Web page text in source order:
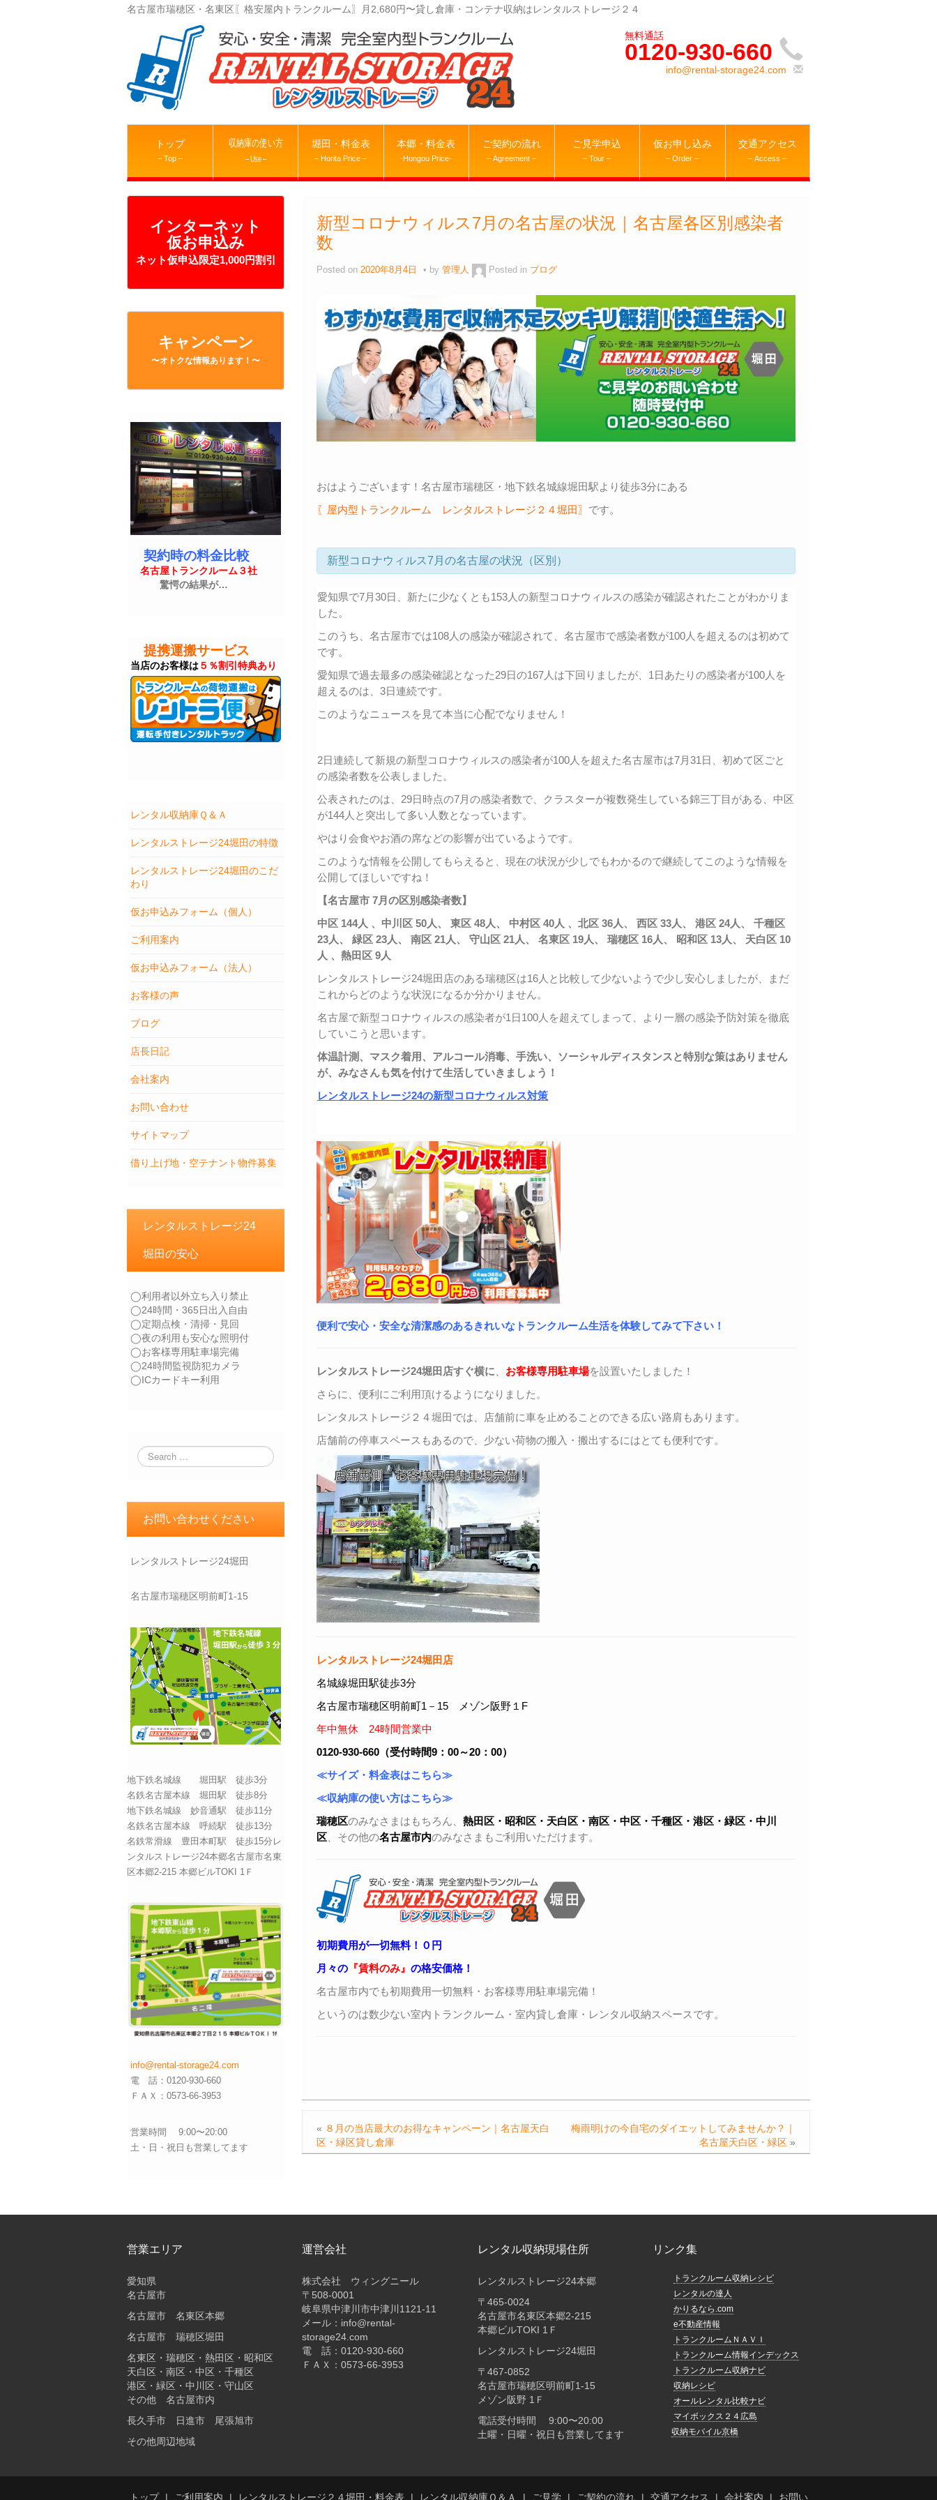
名古屋市瑞穂区・名東区〖格安屋内トランクルーム〗月2,680円〜貸し倉庫・コンテナ収納はレンタルストレージ２４
0120-930-660
info@rental-storage24.com
トップ
– Top –
収納庫の使い方
– Use –
堀田・料金表
– Horita Price –
本郷・料金表
-Hongou Price-
ご契約の流れ
– Agreement –
ご見学申込
– Tour –
仮お申し込み
– Order –
交通アクセス
– Access –
インターネット
仮お申込み
ネット仮申込限定1,000円割引
キャンペーン
〜オトクな情報あります！〜
契約時の料金比較
名古屋トランクルーム３社
驚愕の結果が…
提携運搬サービス
当店のお客様は５％割引特典あり
レンタル収納庫Ｑ＆Ａ
レンタルストレージ24堀田の特徴
レンタルストレージ24堀田のこだ
わり
仮お申込みフォーム（個人）
ご利用案内
仮お申込みフォーム（法人）
お客様の声
ブログ
店長日記
会社案内
お問い合わせ
サイトマップ
借り上げ地・空テナント物件募集
レンタルストレージ24
堀田の安心
◯利用者以外立ち入り禁止
◯24時間・365日出入自由
◯定期点検・清掃・見回
◯夜の利用も安心な照明付
◯お客様専用駐車場完備
◯24時間監視防犯カメラ
◯ICカードキー利用
お問い合わせください
レンタルストレージ24堀田
名古屋市瑞穂区明前町1-15
地下鉄名城線 堀田駅 徒歩3分
名鉄名古屋本線 堀田駅 徒歩8分
地下鉄名城線 妙音通駅 徒歩11分
名鉄名古屋本線 呼続駅 徒歩13分
名鉄常滑線 豊田本町駅 徒歩15分レ
ンタルストレージ24本郷名古屋市名東
区本郷2-215 本郷ビルTOKI 1Ｆ
info@rental-storage24.com
電 話：0120-930-660
ＦＡＸ：0573-66-3953
営業時間 9:00〜20:00
土・日・祝日も営業してます
新型コロナウィルス7月の名古屋の状況｜名古屋各区別感染者
数
Posted on2020年8月4日 by管理人 Posted in ブログ
おはようございます！名古屋市瑞穂区・地下鉄名城線堀田駅より徒歩3分にある
〖屋内型トランクルーム レンタルストレージ２４堀田〗 です。
新型コロナウィルス7月の名古屋の状況（区別）
愛知県で7月30日、新たに少なくとも153人の新型コロナウィルスの感染が確認されたことがわかりま
した。
このうち、名古屋市では108人の感染が確認されて、名古屋市で感染者数が100人を超えるのは初めて
です。
愛知県で過去最多の感染確認となった29日の167人は下回りましたが、1日あたりの感染者が100人を
超えるのは、3日連続です。
このようなニュースを見て本当に心配でなりません！
2日連続して新規の新型コロナウィルスの感染者が100人を超えた名古屋市は7月31日、初めて区ごと
の感染者数を公表しました。
公表されたのは、29日時点の7月の感染者数で、クラスターが複数発生している錦三丁目がある、中区
が144人と突出して多い人数となっています。
やはり会食やお酒の席などの影響が出ているようです。
このような情報を公開してもらえると、現在の状況が少しでもわかるので継続してこのような情報を
公開してほしいですね！
【名古屋市 7月の区別感染者数】
中区 144人 、中川区 50人、 東区 48人、 中村区 40人 、北区 36人、 西区 33人、 港区 24人、 千種区
23人、 緑区 23人、 南区 21人、 守山区 21人、 名東区 19人、 瑞穂区 16人、 昭和区 13人、 天白区 10
人 、熱田区 9人
レンタルストレージ24堀田店のある瑞穂区は16人と比較して少ないようで少し安心しましたが、まだ
これからどのような状況になるか分かりません。
名古屋で新型コロナウィルスの感染者が1日100人を超えてしまって、より一層の感染予防対策を徹底
していこうと思います。
体温計測、マスク着用、アルコール消毒、手洗い、ソーシャルディスタンスと特別な策はありません
が、みなさんも気を付けて生活していきましょう！
レンタルストレージ24の新型コロナウィルス対策
便利で安心・安全な清潔感のあるきれいなトランクルーム生活を体験してみて下さい！
レンタルストレージ24堀田店すぐ横に お客様専用駐車場を設置いたしました！
さらに、便利にご利用頂けるようになりました。
レンタルストレージ２４堀田では、店舗前に車を止めることのできる広い路肩もあります。
店舗前の停車スペースもあるので、少ない荷物の搬入・搬出するにはとても便利です。
レンタルストレージ24堀田店
名城線堀田駅徒歩3分
名古屋市瑞穂区明前町1－15 メゾン阪野１F
年中無休 24時間営業中
0120-930-660（受付時間9：00～20：00）
≪サイズ・料金表はこちら≫
≪収納庫の使い方はこちら≫
瑞穂区のみなさまはもちろん、熱田区・昭和区・天白区・南区・中区・千種区・港区・緑区・中川
区 、その他の名古屋市内のみなさまもご利用いただけます。
初期費用が一切無料！０円
月々の 『賃料のみ』の格安価格！
名古屋市内でも初期費用一切無料・お客様専用駐車場完備！
というのは数少ない室内トランクルーム・室内貸し倉庫・レンタル収納スペースです。
« ８月の当店最大のお得なキャンペーン｜名古屋天白
区・緑区貸し倉庫
梅雨明けの今自宅のダイエットしてみませんか？｜
名古屋天白区・緑区»
営業エリア
愛知県
名古屋市
名古屋市 名東区本郷
名古屋市 瑞穂区堀田
名東区・瑞穂区・熱田区・昭和区
天白区・南区・中区・千種区
港区・緑区・中川区・守山区
その他 名古屋市内
長久手市 日進市 尾張旭市
その他周辺地域
運営会社
株式会社 ウィングニール
〒508-0001
岐阜県中津川市中津川1121-11
メール：info@rental-
storage24.com
電 話：0120-930-660
ＦＡＸ：0573-66-3953
レンタル収納現場住所
レンタルストレージ24本郷
〒465-0024
名古屋市名東区本郷2-215
本郷ビルTOKI 1Ｆ
レンタルストレージ24堀田
〒467-0852
名古屋市瑞穂区明前町1-15
メゾン阪野 1Ｆ
電話受付時間 9:00〜20:00
土曜・日曜・祝日も営業してます
リンク集
トランクルーム収納レシピ
レンタルの達人
かりるなら.com
e不動産情報
トランクルームＮＡＶＩ
トランクルーム情報インデックス
トランクルーム収納ナビ
収納レシピ
オールレンタル比較ナビ
マイボックス２４広島
収納モバイル京橋
トップ ご利用案内 レンタルストレージ２４堀田・料金表 レンタル収納庫Ｑ＆Ａ ご見学 ご契約の流れ 交通アクセス 会社案内 お問い